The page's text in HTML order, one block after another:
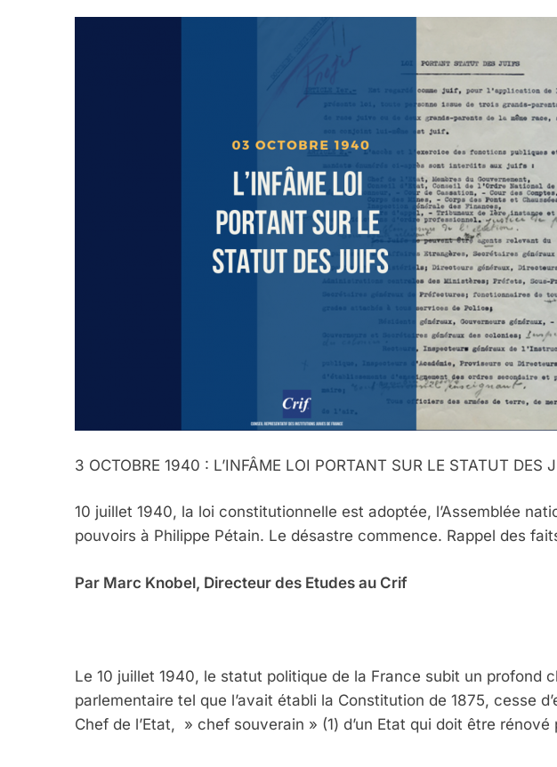
3 OCTOBRE 1940 : L’INFÂME LOI PORTANT SUR LE STATUT DES
10 juillet 1940, la loi constitutionnelle est adoptée, l’Assemblée
pouvoirs à Philippe Pétain. Le désastre commence. Rappel des
Par Marc Knobel, Directeur des Etudes au Crif
Le 10 juillet 1940, le statut politique de la France subit un profond
parlementaire tel que l’avait établi la Constitution de 1875, cesse
Chef de l’Etat, » chef souverain » (1) d’un Etat qui doit être